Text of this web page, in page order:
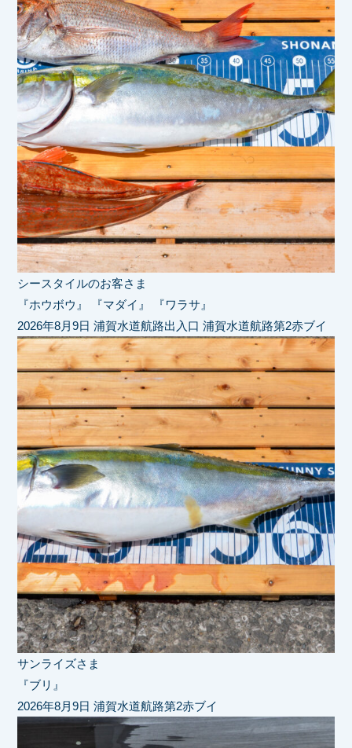
シースタイルのお客さま
『ホウボウ』 『マダイ』 『ワラサ』
2026年8月9日 浦賀水道航路出入口 浦賀水道航路第2赤ブイ
サンライズさま
『ブリ』
2026年8月9日 浦賀水道航路第2赤ブイ